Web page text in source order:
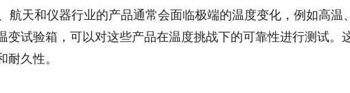
航天和仪器行业的产品通常会面临极端的温度变化，例如高温
变试验箱，可以对这些产品在温度挑战下的可靠性进行测试。
久性。